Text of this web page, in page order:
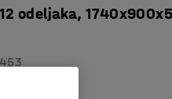
odeljaka,